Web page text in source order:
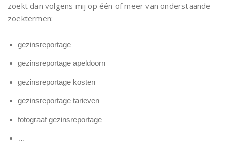
zoekt dan volgens mij op één of meer van onderstaande
zoektermen:
gezinsreportage
gezinsreportage apeldoorn
gezinsreportage kosten
gezinsreportage tarieven
fotograaf gezinsreportage
…